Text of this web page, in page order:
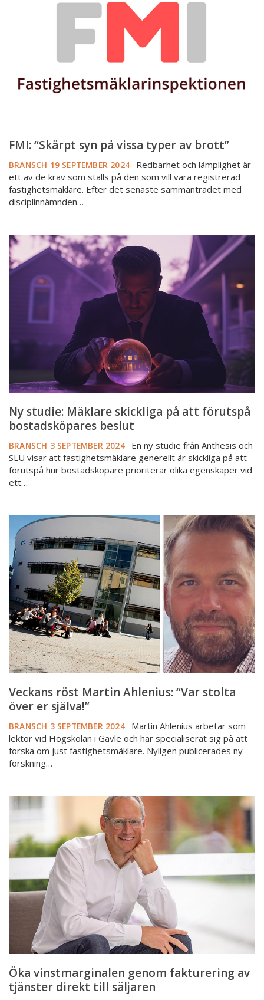
FMI: “Skärpt syn på vissa typer av brott”
BRANSCH 19 SEPTEMBER 2024
Redbarhet och lämplighet är
ett av de krav som ställs på den som vill vara registrerad
fastighetsmäklare. Efter det senaste sammanträdet med
disciplinnämnden…
Ny
studie:
Mäklare
skickliga
förutspå
bostadsköpares
Ny studie: Mäklare skickliga på att förutspå
bostadsköpares beslut
BRANSCH 3 SEPTEMBER 2024
En ny studie från Anthesis och
SLU visar att fastighetsmäklare generellt är skickliga på att
förutspå hur bostadsköpare prioriterar olika egenskaper vid
ett…
Veckans
Martin
Ahlenius:
“Var
stolta
över
själva!”
Veckans röst Martin Ahlenius: “Var stolta
över er själva!”
BRANSCH 3 SEPTEMBER 2024
Martin Ahlenius arbetar som
lektor vid Högskolan i Gävle och har specialiserat sig på att
forska om just fastighetsmäklare. Nyligen publicerades ny
forskning…
Öka
vinstmarginalen
fakturering
av
direkt
till
Öka vinstmarginalen genom fakturering av
tjänster direkt till säljaren